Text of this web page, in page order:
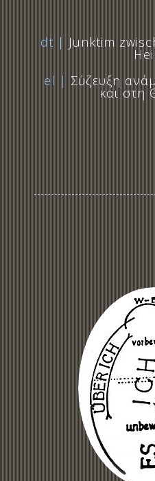
dt | Junktim
el | Σύζευξη
και στη